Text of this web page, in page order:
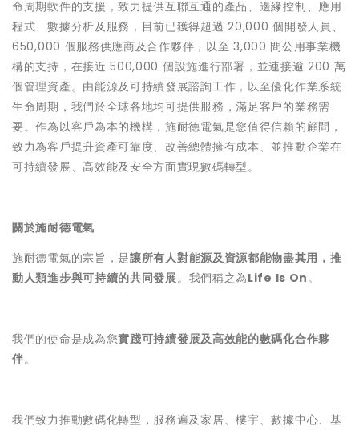
命周期軟件的支援，致力提供互聯互通的產品、邊緣控制、應用
程式、數據分析及服務，目前已獲得超過 20,000 個開發人員、
650,000 個服務供應商及合作夥伴，以至 3,000 間公用事業機
構的支持，在接近 500,000 個設施進行部署，並連接逾 200 萬
個管理資產。由能源及可持續發展諮詢工作，以至優化作業系統
生命周期，我們於全球各地均可提供服務，滿足客戶的業務需
要。作為以客戶為本的機構，施耐德電氣是您值得信賴的顧問，
致力為客戶提升資產可靠度、改善總體擁有成本、並推動企業在
可持續發展、高效能及安全方面實現數碼轉型。
關於施耐德電氣
施耐德電氣的宗旨，是讓所有人對能源及資源都能物盡其用，推
動人類進步與可持續的共同發展。我們稱之為Life Is On。
我們的使命是成為您實踐可持續發展及高效能的數碼化合作夥
伴。
我們致力推動數碼化轉型，服務遍及家居、樓宇、數據中心、基